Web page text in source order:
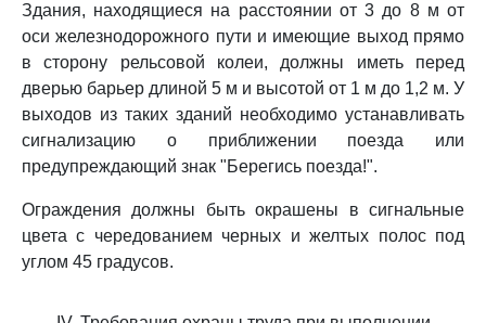
Здания, находящиеся на расстоянии от 3 до 8 м от
оси железнодорожного пути и имеющие выход прямо
в сторону рельсовой колеи, должны иметь перед
дверью барьер длиной 5 м и высотой от 1 м до 1,2 м. У
выходов из таких зданий необходимо устанавливать
сигнализацию о приближении поезда или
предупреждающий знак "Берегись поезда!".
Ограждения должны быть окрашены в сигнальные
цвета с чередованием черных и желтых полос под
углом 45 градусов.